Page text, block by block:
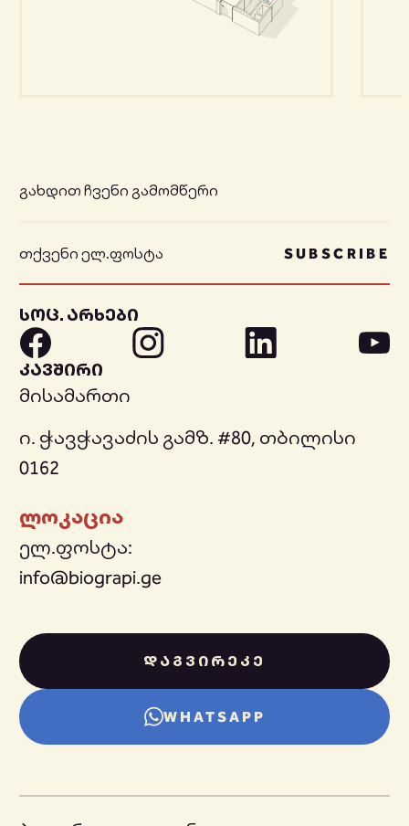
გახდით ჩვენი გამომწერი
SUBSCRIBE
სოც. არხები
კავშირი
მისამართი
ი. ჭავჭავაძის გამზ. #80, თბილისი
0162
ლოკაცია
ელ.ფოსტა:
info@biograpi.ge
ᲓᲐᲒᲕᲘᲠᲔᲙᲔ
WHATSAPP